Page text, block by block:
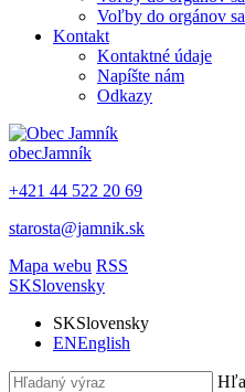
Voľby do orgánov
Kontakt
Kontaktné údaje
Napíšte nám
Odkazy
obecJamník
+421 44 522 20 69
starosta@jamnik.sk
Mapa webu RSS
SKSlovensky
SKSlovensky
ENEnglish